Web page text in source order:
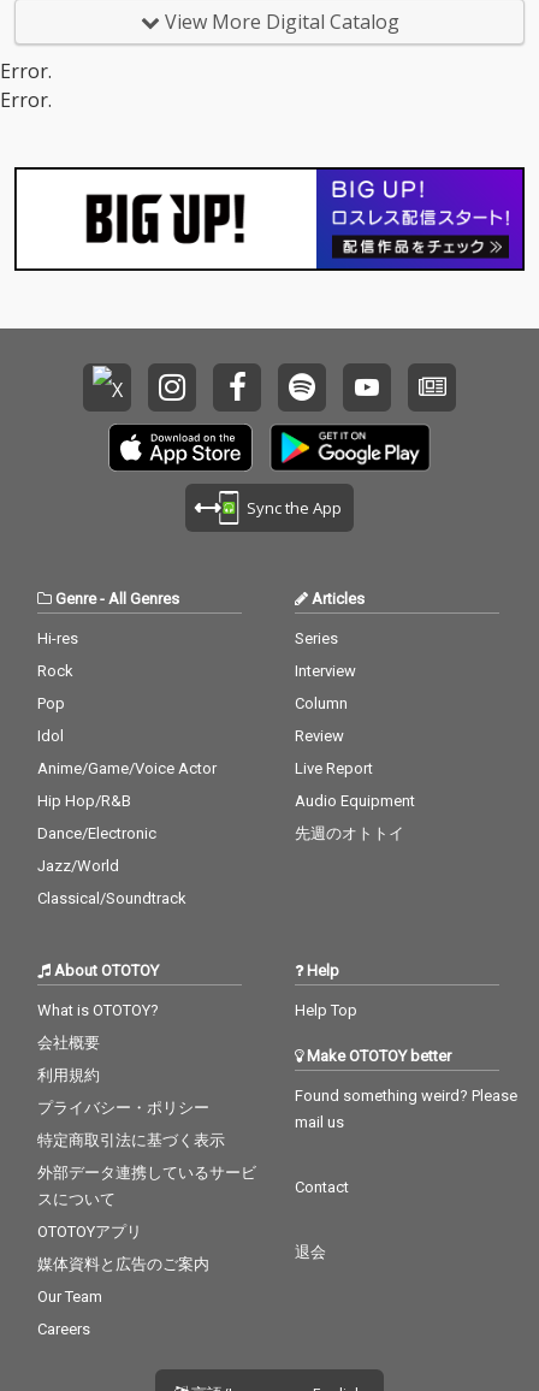
View More Digital Catalog
Error.
Error.
Sync the App
Genre-All Genres
Hi-res
Rock
Pop
Idol
Anime/Game/Voice Actor
Hip Hop/R&B
Dance/Electronic
Jazz/World
Classical/Soundtrack
Articles
Series
Interview
Column
Review
Live Report
Audio Equipment
先週のオトトイ
About OTOTOY
What is OTOTOY?
会社概要
利用規約
プライバシー・ポリシー
特定商取引法に基づく表示
外部データ連携しているサービ
スについて
OTOTOYアプリ
媒体資料と広告のご案内
Our Team
Careers
Help
Help Top
Make OTOTOY better
Found something weird? Please
mail us
Contact
退会